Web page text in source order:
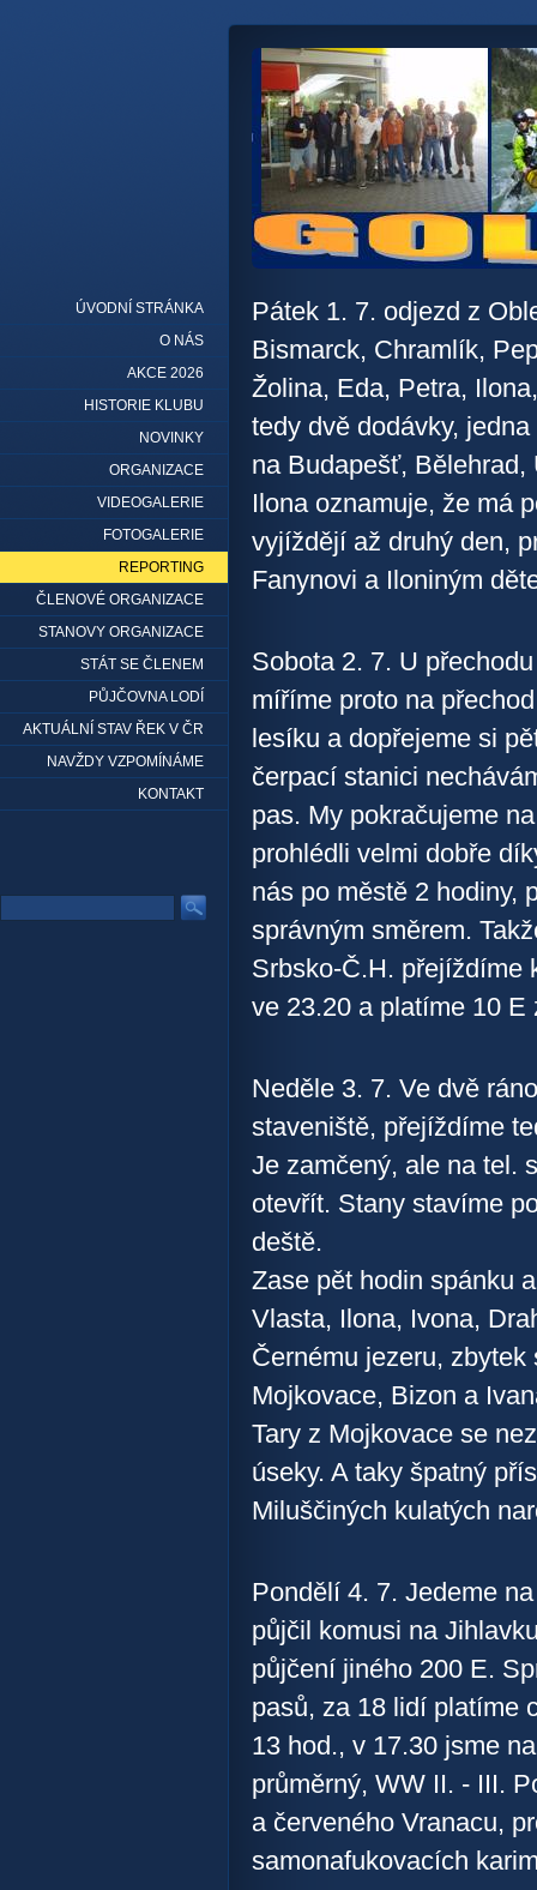
Pátek 1. 7. odjezd z
Bismarck, Chramlík,
Žolina, Eda, Petra,
tedy dvě dodávky,
na Budapešť,
Ilona oznamuje, že má
vyjíždějí až druhý den,
Fanynovi a Iloniným
Sobota 2. 7. U
míříme proto na
lesíku a dopřejeme si
čerpací stanici
pas. My pokračujeme
prohlédli velmi dobře
nás po městě 2 hodiny,
správným směrem.
Srbsko-Č.H. přejíždíme
ve 23.20 a platíme 10
Neděle 3. 7. Ve dvě
staveniště, přejíždíme
Je zamčený, ale na tel.
otevřít. Stany stavíme
deště.
Zase pět hodin spánku
Vlasta, Ilona, Ivona,
Černému jezeru,
Mojkovace, Bizon a
Tary z Mojkovace se
úseky. A taky špatný
Miluščiných kulatých
Pondělí 4. 7. Jedeme
půjčil komusi na
půjčení jiného 200 E.
pasů, za 18 lidí platíme
13 hod., v 17.30 jsme
průměrný, WW II. - III.
a červeného Vranacu,
samonafukovacích
ÚVODNÍ STRÁNKA
O NÁS
AKCE 2026
HISTORIE KLUBU
NOVINKY
ORGANIZACE
VIDEOGALERIE
FOTOGALERIE
REPORTING
ČLENOVÉ ORGANIZACE
STANOVY ORGANIZACE
STÁT SE ČLENEM
PŮJČOVNA LODÍ
AKTUÁLNÍ STAV ŘEK V ČR
NAVŽDY VZPOMÍNÁME
KONTAKT